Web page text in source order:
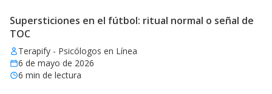
Supersticiones en el fútbol: ritual normal o señal de
TOC
Terapify - Psicólogos en Línea
6 de mayo de 2026
6 min de lectura